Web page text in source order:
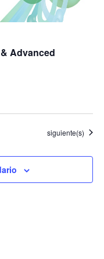
Advanced
Eventos
siguiente(s)